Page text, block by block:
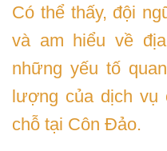
Có thể thấy, đội
và am hiểu về
những yếu tố
lượng của dịch
chỗ tại Côn Đảo.